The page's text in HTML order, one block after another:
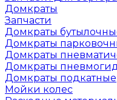
Домкраты
Запчасти
Домкраты
Домкраты
Домкраты
Домкраты
Домкраты подкатные
Мойки колес